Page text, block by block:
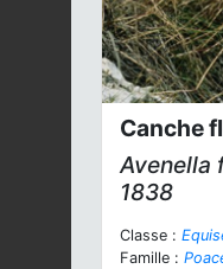
Canche
Avenella
1838
Classe :
Famille :